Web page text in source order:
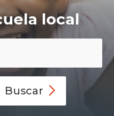
local
Buscar